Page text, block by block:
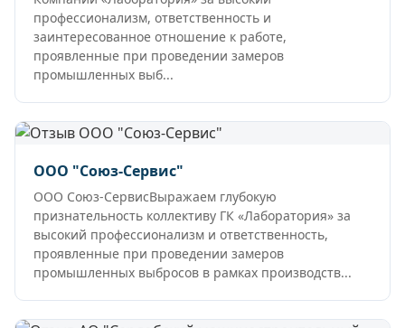
профессионализм, ответственность и
заинтересованное отношение к работе,
проявленные при проведении замеров
промышленных выб...
ООО "Союз-Сервис"
ООО Союз-СервисВыражаем глубокую
признательность коллективу ГК «Лаборатория» за
высокий профессионализм и ответственность,
проявленные при проведении замеров
промышленных выбросов в рамках производств...